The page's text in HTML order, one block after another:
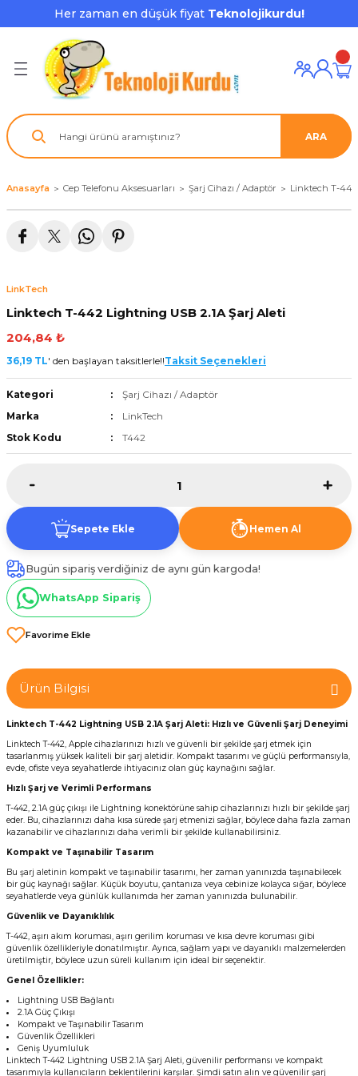
Her zaman en düşük fiyat Teknolojikurdu!
Geri Dön
Geri Dön
ve Ekipmanları
Gözü
Geri Dön
Çevre Birimleri
Geri Dön
Geri Dön
Geri Dön
Geri Dön
Aksesuarları
ARA
Anasayfa Cep Telefonu Aksesuarları Şarj Cihazı / Adaptör Linktech T-
LinkTech
Linktech T-442 Lightning USB 2.1A Şarj Aleti
204,84 ₺
36,19 TL' den başlayan taksitlerle!!Taksit Seçenekleri
Kategori
Şarj Cihazı / Adaptör
Marka
LinkTech
Stok Kodu
T442
Sepete Ekle Hemen Al
Bugün sipariş verdiğiniz de aynı gün kargoda!
WhatsApp Sipariş
Ürün Bilgisi
Linktech T-442 Lightning USB 2.1A Şarj Aleti: Hızlı ve Güvenli Şarj Deneyimi
Linktech T-442, Apple cihazlarınızı hızlı ve güvenli bir şekilde şarj etmek için
tasarlanmış yüksek kaliteli bir şarj aletidir. Kompakt tasarımı ve güçlü performansıyla,
evde, ofiste veya seyahatlerde ihtiyacınız olan güç kaynağını sağlar.
Hızlı Şarj ve Verimli Performans
T-442, 2.1A güç çıkışı ile Lightning konektörüne sahip cihazlarınızı hızlı bir şekilde şarj
eder. Bu, cihazlarınızı daha kısa sürede şarj etmenizi sağlar, böylece daha fazla zaman
kazanabilir ve cihazlarınızı daha verimli bir şekilde kullanabilirsiniz.
Kompakt ve Taşınabilir Tasarım
Bu şarj aletinin kompakt ve taşınabilir tasarımı, her zaman yanınızda taşınabilecek
bir güç kaynağı sağlar. Küçük boyutu, çantanıza veya cebinize kolayca sığar, böylece
seyahatlerde veya günlük kullanımda her zaman yanınızda bulunabilir.
Güvenlik ve Dayanıklılık
T-442, aşırı akım koruması, aşırı gerilim koruması ve kısa devre koruması gibi
güvenlik özellikleriyle donatılmıştır. Ayrıca, sağlam yapı ve dayanıklı malzemelerden
üretilmiştir, böylece uzun süreli kullanım için ideal bir seçenektir.
Genel Özellikler:
Lightning USB Bağlantı
2.1A Güç Çıkışı
Kompakt ve Taşınabilir Tasarım
Güvenlik Özellikleri
Geniş Uyumluluk
Linktech T-442 Lightning USB 2.1A Şarj Aleti, güvenilir performansı ve kompakt
tasarımıyla kullanıcıların beklentilerini karşılar. Şimdi satın alın ve güvenilir şarj